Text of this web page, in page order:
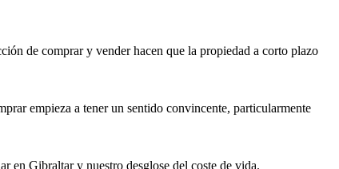
de comprar y vender hacen que la propiedad a corto plazo
empieza a tener un sentido convincente, particularmente
en Gibraltary nuestro desglose del coste de vida.